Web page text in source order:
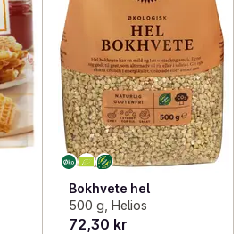
Bokhvete hel
500 g, Helios
72,30 kr